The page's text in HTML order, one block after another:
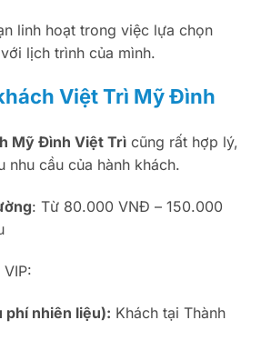
linh hoạt trong việc lựa chọn
lịch trình của mình.
Việt Trì Mỹ Đình
Mỹ Đình Việt Trì cũng rất hợp lý,
nhu cầu của hành khách.
: Từ 80.000 VNĐ – 150.000
phí nhiên liệu): Khách tại Thành